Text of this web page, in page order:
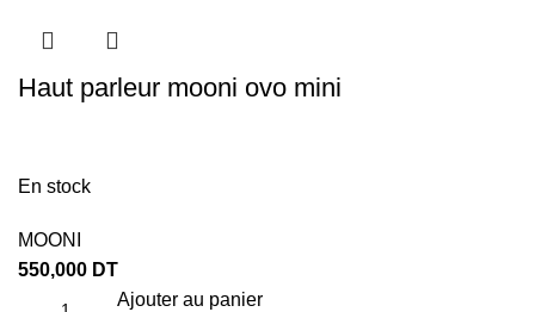
Haut parleur mooni ovo mini
En stock
MOONI
550,000 DT
Ajouter au panier